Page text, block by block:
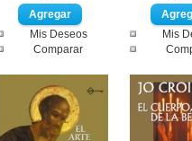
Mis Deseos
Comparar
Mis